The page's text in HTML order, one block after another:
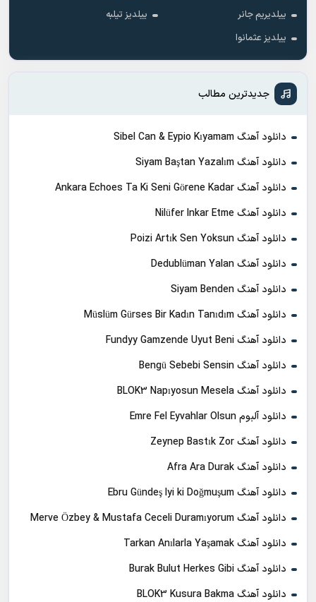
ییلدیریم جانر
ییلدیز تیلبه
ییلدیز عثمانوا
جدیدترین مطالب
دانلود آهنگ Sibel Can & Eypio Kıyamam
دانلود آهنگ Siyam Baştan Yazalım
دانلود آهنگ Ankara Echoes Ta Ki Seni Görene Kadar
دانلود آهنگ Nilüfer Inkar Etme
دانلود آهنگ Poizi Artık Sen Yoksun
دانلود آهنگ Dedublüman Yalan
دانلود آهنگ Siyam Benden
دانلود آهنگ Müslüm Gürses Bir Kadın Tanıdım
دانلود آهنگ Fundyy Gamzende Uyut Beni
دانلود آهنگ Bengü Sebebi Sensin
دانلود آهنگ BLOK3 Napıyosun Mesela
دانلود آلبوم Emre Fel Eyvahlar Olsun
دانلود آهنگ Zeynep Bastık Zor
دانلود آهنگ Afra Ara Durak
دانلود آهنگ Ebru Gündeş Iyi ki Doğmuşum
دانلود آهنگ Merve Özbey & Mustafa Ceceli Duramıyorum
دانلود آهنگ Tarkan Anılarla Yaşamak
دانلود آهنگ Burak Bulut Herkes Gibi
دانلود آهنگ BLOK3 Kusura Bakma